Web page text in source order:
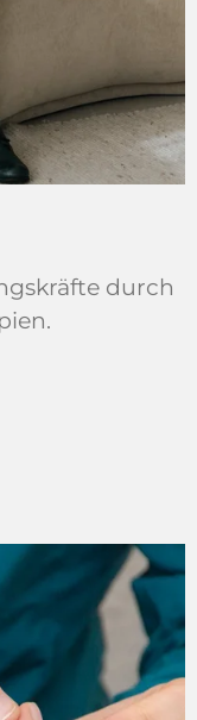
durch